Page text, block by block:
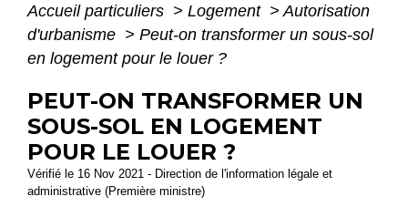
Accueil particuliers > Logement > Autorisation
d'urbanisme > Peut-on transformer un sous-sol
en logement pour le louer ?
PEUT-ON TRANSFORMER UN
SOUS-SOL EN LOGEMENT
POUR LE LOUER ?
Vérifié le 16 Nov 2021 - Direction de l'information légale et
administrative (Première ministre)